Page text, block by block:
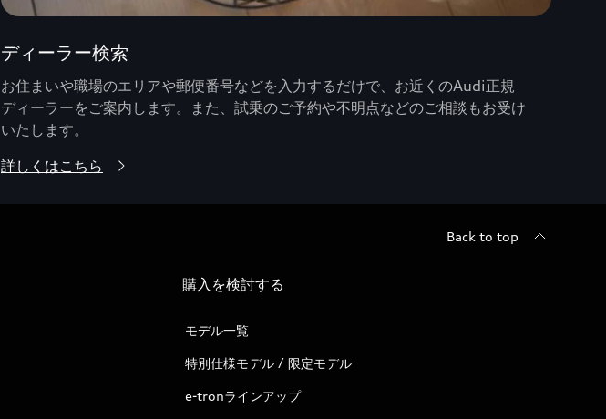
ディーラー検索
お住まいや職場のエリアや郵便番号などを入力するだけで、お近くのAudi正規
ディーラーをご案内します。また、試乗のご予約や不明点などのご相談もお受け
いたします。
詳しくはこちら
Back to top
購入を検討する
モデル一覧
特別仕様モデル / 限定モデル
e-tronラインアップ